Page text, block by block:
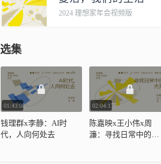
2024 理想家年会视频版
选集
01:43:08
钱理群x李静：AI时
代，人向何处去
02:04:17
陈嘉映x王小伟x周
濂：寻找日常中的光